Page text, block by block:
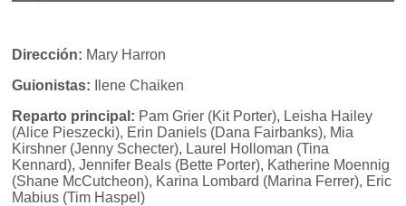
Dirección: Mary Harron
Guionistas: Ilene Chaiken
Reparto principal: Pam Grier (Kit Porter), Leisha Hailey
(Alice Pieszecki), Erin Daniels (Dana Fairbanks), Mia
Kirshner (Jenny Schecter), Laurel Holloman (Tina
Kennard), Jennifer Beals (Bette Porter), Katherine Moennig
(Shane McCutcheon), Karina Lombard (Marina Ferrer), Eric
Mabius (Tim Haspel)